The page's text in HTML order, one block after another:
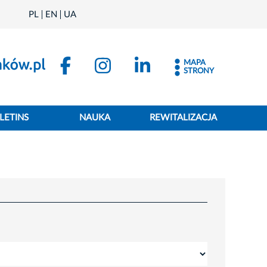
PL EN UA
MAPA
STRONY
NAUKA REWITALIZACJA